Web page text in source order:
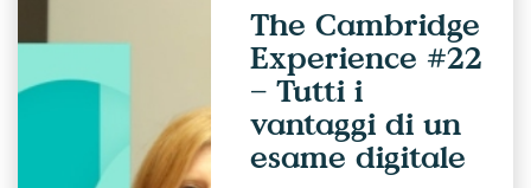
The Cambridge
Experience #22
– Tutti i
vantaggi di un
esame digitale